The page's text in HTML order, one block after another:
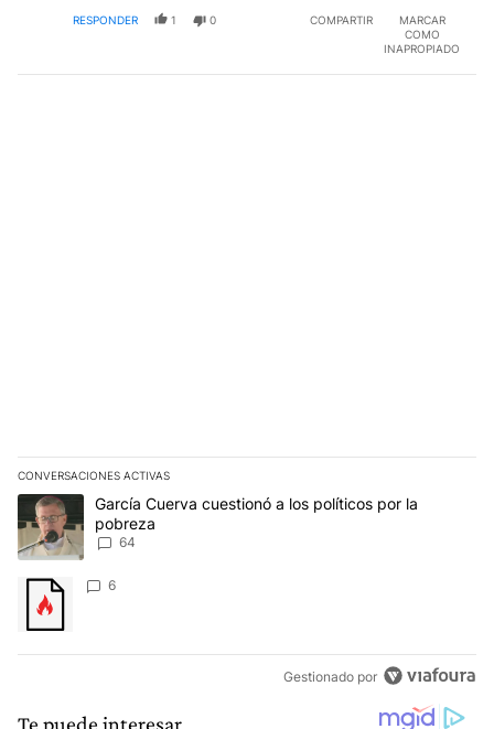
RESPONDER 1 0 COMPARTIR
MARCAR
COMO
INAPROPIADO
CONVERSACIONES ACTIVAS
Este listado muestra los artículos con más comentarios en los
Un artículo de tendencia con el título "García Cuerva cuestionó
García Cuerva cuestionó a los políticos por la
pobreza
64
Un artículo de tendencia con el título "" con 6 comentarios.
6
Gestionado por